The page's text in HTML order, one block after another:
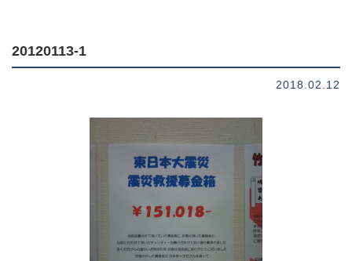
20120113-1
2018.02.12